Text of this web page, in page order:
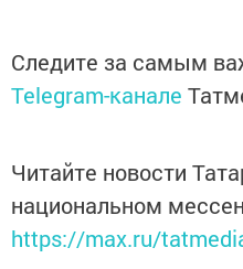
Следите за самым
Telegram-канале
Читайте новости
национальном
https://max.ru/